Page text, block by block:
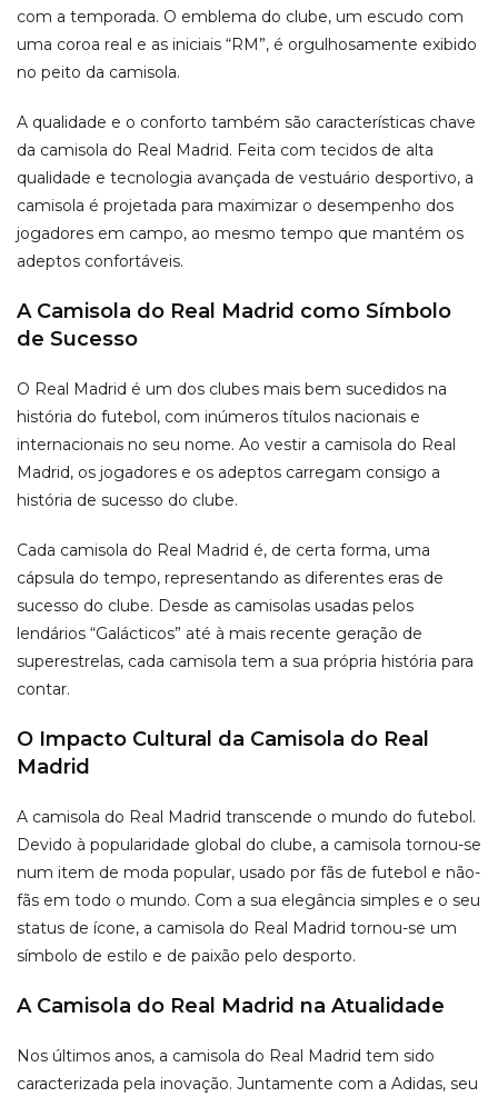
com a temporada. O emblema do clube, um escudo com
uma coroa real e as iniciais “RM”, é orgulhosamente exibido
no peito da camisola.
A qualidade e o conforto também são características chave
da camisola do Real Madrid. Feita com tecidos de alta
qualidade e tecnologia avançada de vestuário desportivo, a
camisola é projetada para maximizar o desempenho dos
jogadores em campo, ao mesmo tempo que mantém os
adeptos confortáveis.
A Camisola do Real Madrid como Símbolo
de Sucesso
O Real Madrid é um dos clubes mais bem sucedidos na
história do futebol, com inúmeros títulos nacionais e
internacionais no seu nome. Ao vestir a camisola do Real
Madrid, os jogadores e os adeptos carregam consigo a
história de sucesso do clube.
Cada camisola do Real Madrid é, de certa forma, uma
cápsula do tempo, representando as diferentes eras de
sucesso do clube. Desde as camisolas usadas pelos
lendários “Galácticos” até à mais recente geração de
superestrelas, cada camisola tem a sua própria história para
contar.
O Impacto Cultural da Camisola do Real
Madrid
A camisola do Real Madrid transcende o mundo do futebol.
Devido à popularidade global do clube, a camisola tornou-se
num item de moda popular, usado por fãs de futebol e não-
fãs em todo o mundo. Com a sua elegância simples e o seu
status de ícone, a camisola do Real Madrid tornou-se um
símbolo de estilo e de paixão pelo desporto.
A Camisola do Real Madrid na Atualidade
Nos últimos anos, a camisola do Real Madrid tem sido
caracterizada pela inovação. Juntamente com a Adidas, seu